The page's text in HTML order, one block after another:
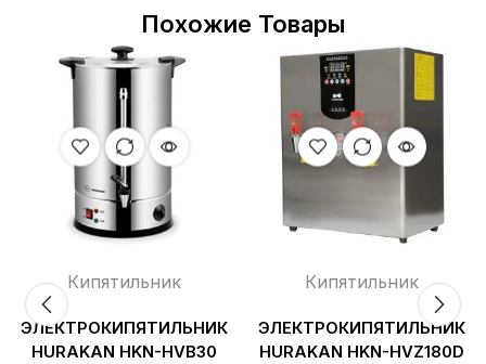
Похожие Товары
Кипятильник
ЭЛЕКТРОКИПЯТИЛЬНИК
HURAKAN HKN-HVB30
Кипятильник
ЭЛЕКТРОКИПЯТИЛЬНИК
HURAKAN HKN-HVZ180D